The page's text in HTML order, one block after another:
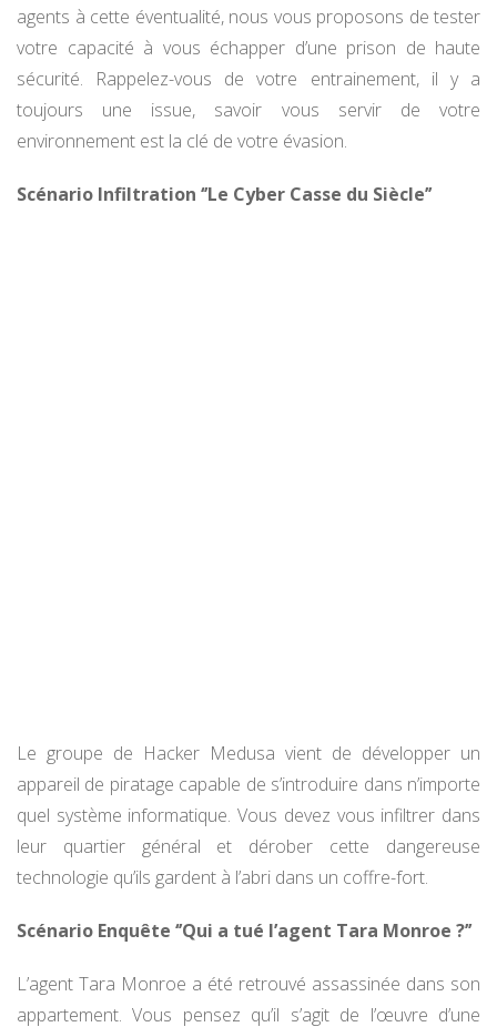
agents à cette éventualité, nous vous proposons de tester
votre capacité à vous échapper d’une prison de haute
sécurité. Rappelez-vous de votre entrainement, il y a
toujours une issue, savoir vous servir de votre
environnement est la clé de votre évasion.
Scénario Infiltration ‘’Le Cyber Casse du Siècle’’
Le groupe de Hacker Medusa vient de développer un
appareil de piratage capable de s’introduire dans n’importe
quel système informatique. Vous devez vous infiltrer dans
leur quartier général et dérober cette dangereuse
technologie qu’ils gardent à l’abri dans un coffre-fort.
Scénario Enquête ‘’Qui a tué l’agent Tara Monroe ?’’
L’agent Tara Monroe a été retrouvé assassinée dans son
appartement. Vous pensez qu’il s’agit de l’œuvre d’une